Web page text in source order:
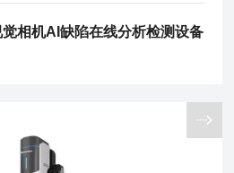
相机AI缺陷在线分析检测设备